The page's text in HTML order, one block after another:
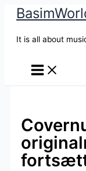
It is all about